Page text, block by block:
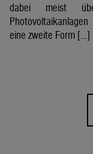
dabei meist
eine zweite Form […]